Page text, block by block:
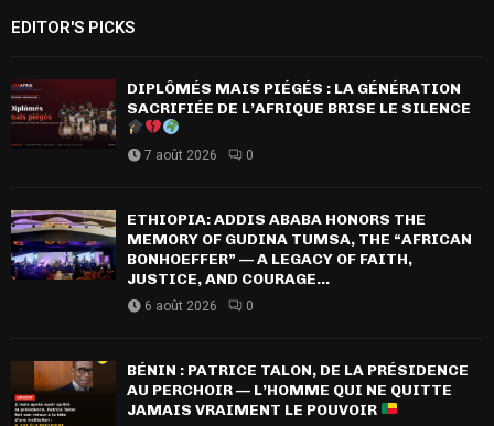
EDITOR'S PICKS
DIPLÔMÉS MAIS PIÉGÉS : LA GÉNÉRATION
SACRIFIÉE DE L’AFRIQUE BRISE LE SILENCE
7 août 2026 0
ETHIOPIA: ADDIS ABABA HONORS THE
MEMORY OF GUDINA TUMSA, THE “AFRICAN
BONHOEFFER” — A LEGACY OF FAITH,
JUSTICE, AND COURAGE...
6 août 2026 0
BÉNIN : PATRICE TALON, DE LA PRÉSIDENCE
AU PERCHOIR — L’HOMME QUI NE QUITTE
JAMAIS VRAIMENT LE POUVOIR